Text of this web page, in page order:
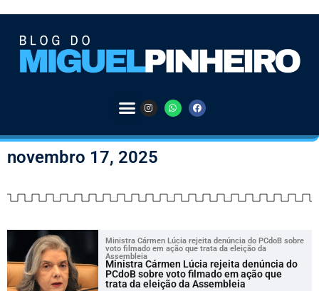
novembro 17, 2025
Ministra Cármen Lúcia rejeita denúncia do PCdoB sobre
voto filmado em ação que trata da eleição da
Assembleia
Ministra Cármen Lúcia rejeita denúncia do
PCdoB sobre voto filmado em ação que
trata da eleição da Assembleia